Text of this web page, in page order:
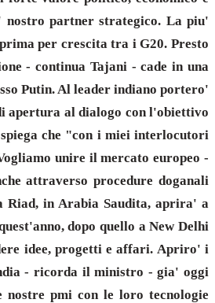
partner strategico. La piu'
per crescita tra i G20. Presto
- continua Tajani - cade in una
Putin. Al leader indiano portero'
apertura al dialogo con l'obiettivo
che "con i miei interlocutori
unire il mercato europeo -
attraverso procedure doganali
Riad, in Arabia Saudita, aprira' a
dopo quello a New Delhi
idee, progetti e affari. Apriro' i
- ricorda il ministro - gia' oggi
pmi con le loro tecnologie